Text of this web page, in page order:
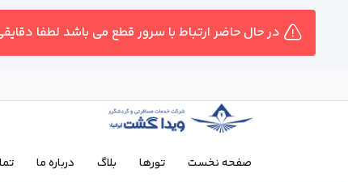
در حال حاضر ارتباط با سرور قطع می باشد لطفا
صفحه نخست تورها بلاگ درباره ما